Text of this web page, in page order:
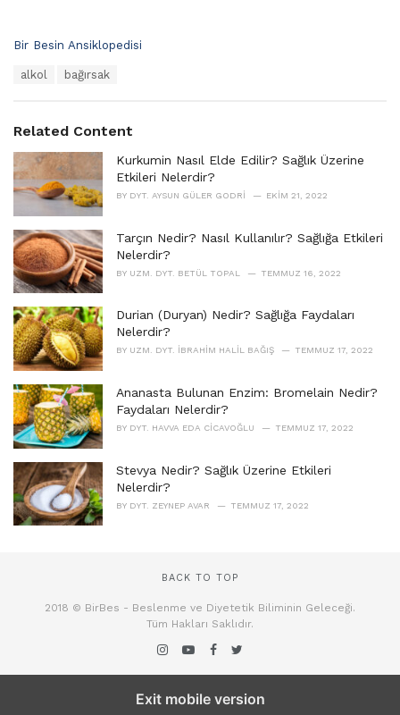
C
o
r
i
e
s
Bir Besin Ansiklopedisi
:
alkol bağırsak
Related Content
Kurkumin Nasıl Elde Edilir? Sağlık Üzerine
Etkileri Nelerdir?
BY DYT. AYSUN GÜLER GODRI EKIM 21, 2022
Tarçın Nedir? Nasıl Kullanılır? Sağlığa Etkileri
Nelerdir?
BY UZM. DYT. BETÜL TOPAL TEMMUZ 16, 2022
Durian (Duryan) Nedir? Sağlığa Faydaları
Nelerdir?
BY UZM. DYT. İBRAHIM HALIL BAĞIŞ TEMMUZ 17, 2022
Ananasta Bulunan Enzim: Bromelain Nedir?
Faydaları Nelerdir?
BY DYT. HAVVA EDA CICAVOĞLU TEMMUZ 17, 2022
Stevya Nedir? Sağlık Üzerine Etkileri
Nelerdir?
BY DYT. ZEYNEP AVAR TEMMUZ 17, 2022
BACK TO TOP
2018 © BirBes - Beslenme ve Diyetetik Biliminin Geleceği.
Tüm Hakları Saklıdır.
Exit mobile version